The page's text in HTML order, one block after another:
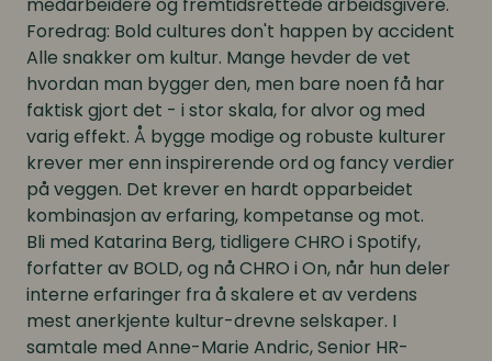
Foredrag: Bold cultures don't happen by accident
Alle snakker om kultur. Mange hevder de vet
hvordan man bygger den, men bare noen få har
faktisk gjort det - i stor skala, for alvor og med
varig effekt. Å bygge modige og robuste kulturer
krever mer enn inspirerende ord og fancy verdier
på veggen. Det krever en hardt opparbeidet
kombinasjon av erfaring, kompetanse og mot.
Bli med Katarina Berg, tidligere CHRO i Spotify,
forfatter av BOLD, og nå CHRO i On, når hun deler
interne erfaringer fra å skalere et av verdens
mest anerkjente kultur-drevne selskaper. I
samtale med Anne-Marie Andric, Senior HR-